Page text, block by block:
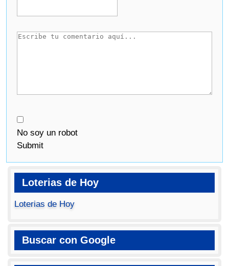
No soy un robot
Submit
Loterias de Hoy
Loterias de Hoy
Buscar con Google